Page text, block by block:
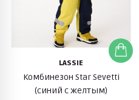
LASSIE
Комбинезон Star Sevetti
(синий с желтым)